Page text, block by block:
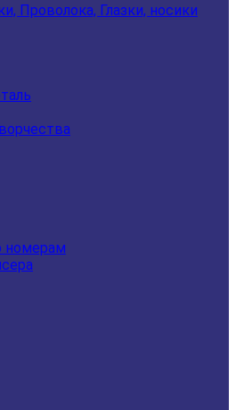
Проволока, Глазки, носики
номерам